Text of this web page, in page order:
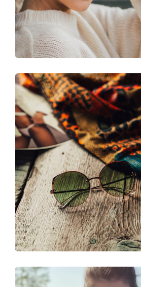
Waga:
Regulowane noski:
Elastyczny zawias:
Akcesoria
Etui:
Ściereczka do czyszczenia:
Inne
Płeć:
Kategoria:
Marka:
Zastosowanie:
Kod: